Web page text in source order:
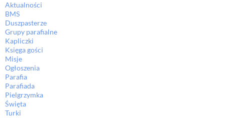
Aktualności
BMS
Duszpasterze
Grupy parafialne
Kapliczki
Księga gości
Misje
Ogłoszenia
Parafia
Parafiada
Pielgrzymka
Święta
Turki